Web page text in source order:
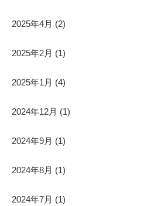
2025年4月 (2)
2025年2月 (1)
2025年1月 (4)
2024年12月 (1)
2024年9月 (1)
2024年8月 (1)
2024年7月 (1)